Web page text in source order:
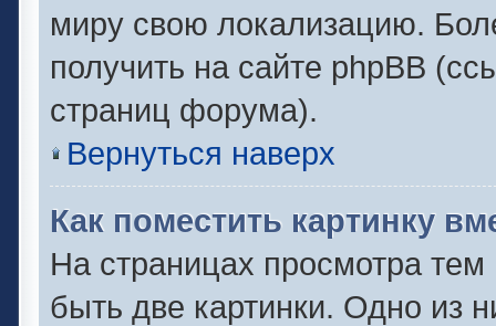
миру свою локализацию.
получить на сайте phpBB
страниц форума).
Вернуться наверх
Как поместить картинку
На страницах просмотра
быть две картинки. Одно из